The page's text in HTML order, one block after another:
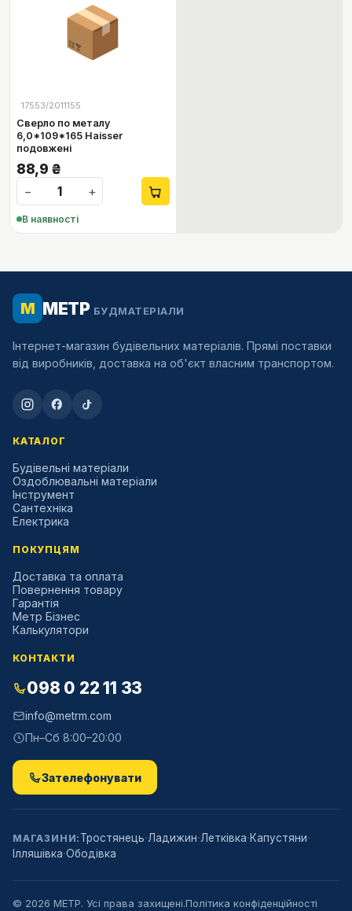
📦
17553/2011155
Сверло по металу
6,0*109*165 Haisser
подовжені
88,9 ₴
−
+
В наявності
М МЕТР БУДМАТЕРІАЛИ
Інтернет-магазин будівельних матеріалів. Прямі поставки
від виробників, доставка на об'єкт власним транспортом.
КАТАЛОГ
Будівельні матеріали
Оздоблювальні матеріали
Інструмент
Сантехніка
Електрика
ПОКУПЦЯМ
Доставка та оплата
Повернення товару
Гарантія
Метр Бізнес
Калькулятори
КОНТАКТИ
098 0 22 11 33
info@metrm.com
Пн–Сб 8:00–20:00
Зателефонувати
МАГАЗИНИ: Тростянець·Ладижин·Летківка·Капустяни·
Ілляшівка·Ободівка
© 2026 МЕТР. Усі права захищені.Політика конфіденційності